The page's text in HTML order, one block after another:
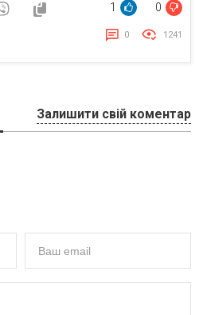
1 0
0 1241
Залишити свій коментар